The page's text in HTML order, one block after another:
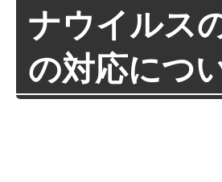
ナウイルス
の対応につ